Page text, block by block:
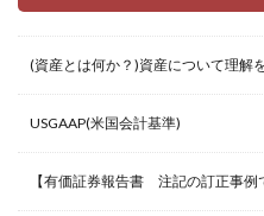
(資産とは何か？)資産について理解
USGAAP(米国会計基準)
【有価証券報告書 注記の訂正事例